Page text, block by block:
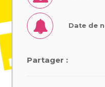
Date de
Partager :